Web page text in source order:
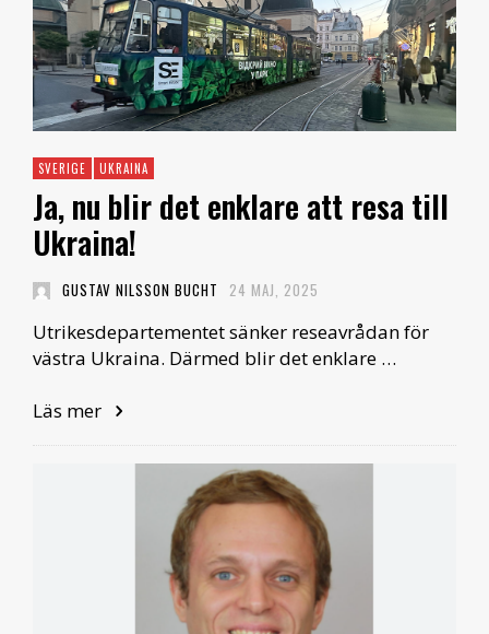
SVERIGE UKRAINA
Ja, nu blir det enklare att resa till
Ukraina!
GUSTAV NILSSON BUCHT 24 MAJ, 2025
Utrikesdepartementet sänker reseavrådan för
västra Ukraina. Därmed blir det enklare …
Läs mer